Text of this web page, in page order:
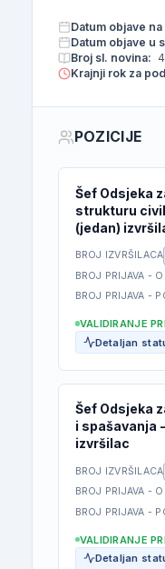
Datum objave
Datum objave u
Broj sl. novina:
Krajnji rok za
POZICIJE
Šef Odsjeka
strukturu
(jedan)
BROJ IZVRŠILACA
BROJ PRIJAVA -
BROJ PRIJAVA -
VALIDIRANJE
Detaljan
Šef Odsjeka
i spašavanja
izvršilac
BROJ IZVRŠILACA
BROJ PRIJAVA -
BROJ PRIJAVA -
VALIDIRANJE
Detaljan